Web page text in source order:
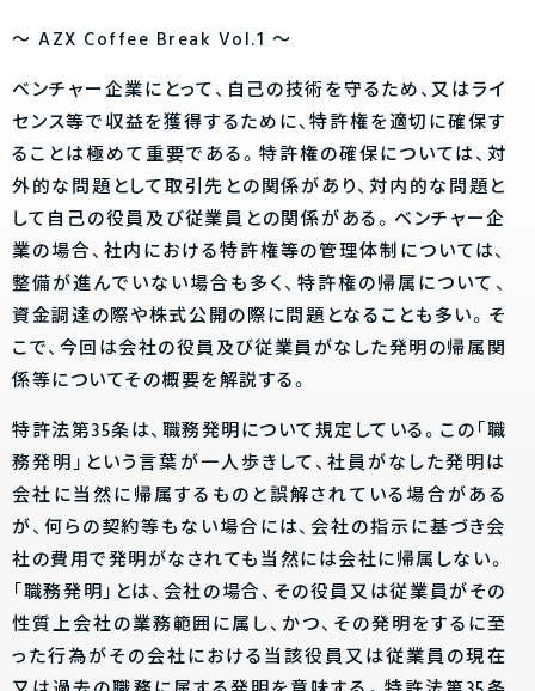
～ AZX Coffee Break Vol.1 〜
ベンチャー企業にとって、自己の技術を守るため、又はライ
センス等で収益を獲得するために、特許権を適切に確保す
ることは極めて重要である。特許権の確保については、対
外的な問題として取引先との関係があり、対内的な問題と
して自己の役員及び従業員との関係がある。ベンチャー企
業の場合、社内における特許権等の管理体制については、
整備が進んでいない場合も多く、特許権の帰属について、
資金調達の際や株式公開の際に問題となることも多い。そ
こで、今回は会社の役員及び従業員がなした発明の帰属関
係等についてその概要を解説する。
特許法第35条は、職務発明について規定している。この「職
務発明」という言葉が一人歩きして、社員がなした発明は
会社に当然に帰属するものと誤解されている場合がある
が、何らの契約等もない場合には、会社の指示に基づき会
社の費用で発明がなされても当然には会社に帰属しない。
「職務発明」とは、会社の場合、その役員又は従業員がその
性質上会社の業務範囲に属し、かつ、その発明をするに至
った行為がその会社における当該役員又は従業員の現在